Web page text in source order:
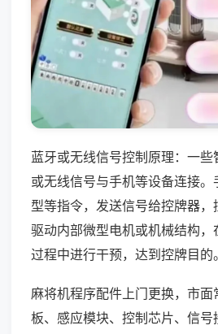
蓝牙或无线信号控制原理：一
或无线信号与手机等设备连接
型等指令，发送信号给控牌器
驱动内部微型电机或机械结构
过程中进行干预，达到控牌目的。
麻将机程序配件上门更换，市
板、感应模块、控制芯片、信